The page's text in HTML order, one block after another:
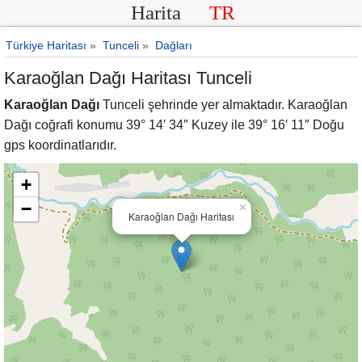
Harita TR
Türkiye Haritası » Tunceli » Dağları
Karaoğlan Dağı Haritası Tunceli
Karaoğlan Dağı Tunceli şehrinde yer almaktadır. Karaoğlan
Dağı coğrafi konumu 39° 14′ 34″ Kuzey ile 39° 16′ 11″ Doğu
gps koordinatlarıdır.
Karaoğlan Dağı Haritası
×
+
−